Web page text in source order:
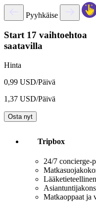
Pyyhkäise
Start 17 vaihtoehtoa
saatavilla
Hinta
0,99 USD/Päivä
1,37 USD/Päivä
Osta nyt
Tripbox
24/7 concierge-
Matkaoppaat ja